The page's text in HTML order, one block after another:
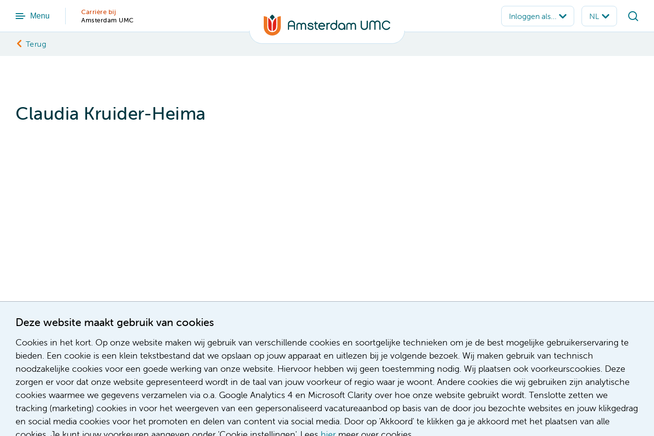
Deze website maakt gebruik van cookies
Cookies in het kort. Op onze website maken wij gebruik van verschillende cookies en soortgelijke technieken om je de best mogelijke gebruikerservaring te
bieden. Een cookie is een klein tekstbestand dat we opslaan op jouw apparaat en uitlezen bij je volgende bezoek. Wij maken gebruik van technisch
noodzakelijke cookies voor een goede werking van onze website. Hiervoor hebben wij geen toestemming nodig. Wij plaatsen ook voorkeurscookies. Deze
zorgen er voor dat onze website gepresenteerd wordt in de taal van jouw voorkeur of regio waar je woont. Andere cookies die wij gebruiken zijn analytische
cookies waarmee we gegevens verzamelen via o.a. Google Analytics 4 en Microsoft Clarity over hoe onze website gebruikt wordt. Tenslotte zetten we
tracking (marketing) cookies in voor het weergeven van een gepersonaliseerd vacatureaanbod op basis van de door jou bezochte websites en jouw klikgedrag
en social media cookies voor het promoten en delen van content via social media. Door op 'Akkoord' te klikken ga je akkoord met het plaatsen van alle
Menu
Carrière bij
Amsterdam UMC
Terug
Claudia Kruider-Heima
Meest recente vacatures
Assistent infectiepreventie
Facilitair Coördinator
Adviseur (patiënten)voeding met een
focus op duurzame voeding
Fellow abdominale radiologie
Meer
Solliciteren
Over ons
Diversiteit & inclusie
Gedragscode
Klacht/feedback
Compliment/suggestie